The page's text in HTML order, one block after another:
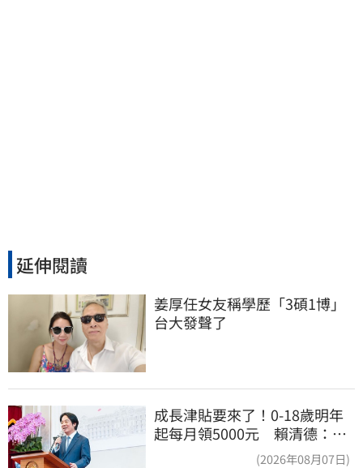
延伸閱讀
姜厚任女友稱學歷「3碩1博」
台大發聲了
成長津貼要來了！0-18歲明年
起每月領5000元 賴清德：此
(2026年08月07日)